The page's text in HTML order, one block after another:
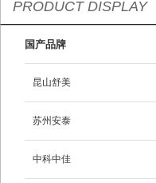
PRODUCT DISPLAY
国产品牌
昆山舒美
苏州安泰
中科中佳